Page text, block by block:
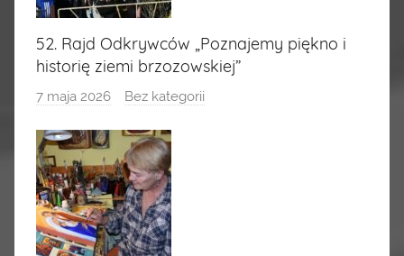
52. Rajd Odkrywców „Poznajemy piękno i
historię ziemi brzozowskiej”
7 maja 2026 Bez kategorii